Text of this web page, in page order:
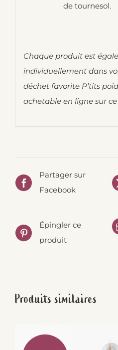
de tournesol.
Chaque produit est
individuellement dans
déchet favorite P’tits
achetable en ligne sur
Partager sur
Facebook
Épingler ce
produit
Produits similaires